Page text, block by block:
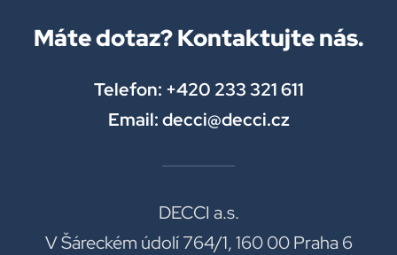
Máte dotaz? Kontaktujte nás.
Telefon: +420 233 321 611
Email: decci@decci.cz
DECCI a.s.
V Šáreckém údolí 764/1, 160 00 Praha 6